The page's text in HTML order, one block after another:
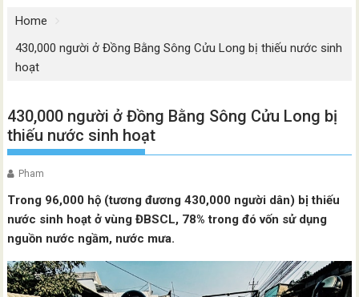
Home
430,000 người ở Đồng Bằng Sông Cửu Long bị thiếu nước sinh
hoạt
430,000 người ở Đồng Bằng Sông Cửu Long bị
thiếu nước sinh hoạt
Pham
Trong 96,000 hộ (tương đương 430,000 người dân) bị thiếu
nước sinh hoạt ở vùng ĐBSCL, 78% trong đó vốn sử dụng
nguồn nước ngầm, nước mưa.